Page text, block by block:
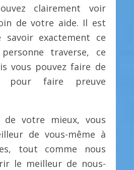
clairement voir
de votre aide. Il est
savoir exactement ce
traverse, ce
vous pouvez faire de
pour faire preuve
votre mieux, vous
de vous-même à
tout comme nous
le meilleur de nous-